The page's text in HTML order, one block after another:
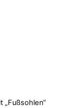
„Fußsohlen“